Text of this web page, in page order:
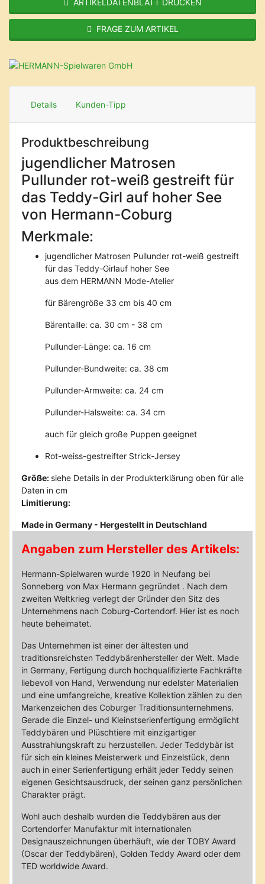
ARTIKELDATENBLATT DRUCKEN
FRAGE ZUM ARTIKEL
Details Kunden-Tipp
Produktbeschreibung
jugendlicher Matrosen
Pullunder rot-weiß gestreift für
das Teddy-Girl auf hoher See
von Hermann-Coburg
Merkmale:
jugendlicher Matrosen Pullunder rot-weiß gestreift
für das Teddy-Girlauf hoher See
aus dem HERMANN Mode-Atelier
für Bärengröße 33 cm bis 40 cm
Bärentaille: ca. 30 cm - 38 cm
Pullunder-Länge: ca. 16 cm
Pullunder-Bundweite: ca. 38 cm
Pullunder-Armweite: ca. 24 cm
Pullunder-Halsweite: ca. 34 cm
auch für gleich große Puppen geeignet
Rot-weiss-gestreifter Strick-Jersey
Größe: siehe Details in der Produkterklärung oben für alle
Daten in cm
Limitierung:
Made in Germany - Hergestellt in Deutschland
Angaben zum Hersteller des Artikels:
Hermann-Spielwaren wurde 1920 in Neufang bei
Sonneberg von Max Hermann gegründet . Nach dem
zweiten Weltkrieg verlegt der Gründer den Sitz des
Unternehmens nach Coburg-Cortendorf. Hier ist es noch
heute beheimatet.
Das Unternehmen ist einer der ältesten und
traditionsreichsten Teddybärenhersteller der Welt. Made
in Germany, Fertigung durch hochqualifizierte Fachkräfte
liebevoll von Hand, Verwendung nur edelster Materialien
und eine umfangreiche, kreative Kollektion zählen zu den
Markenzeichen des Coburger Traditionsunternehmens.
Gerade die Einzel- und Kleinstserienfertigung ermöglicht
Teddybären und Plüschtiere mit einzigartiger
Ausstrahlungskraft zu herzustellen. Jeder Teddybär ist
für sich ein kleines Meisterwerk und Einzelstück, denn
auch in einer Serienfertigung erhält jeder Teddy seinen
eigenen Gesichtsausdruck, der seinen ganz persönlichen
Charakter prägt.
Wohl auch deshalb wurden die Teddybären aus der
Cortendorfer Manufaktur mit internationalen
Designauszeichnungen überhäuft, wie der TOBY Award
(Oscar der Teddybären), Golden Teddy Award oder dem
TED worldwide Award.